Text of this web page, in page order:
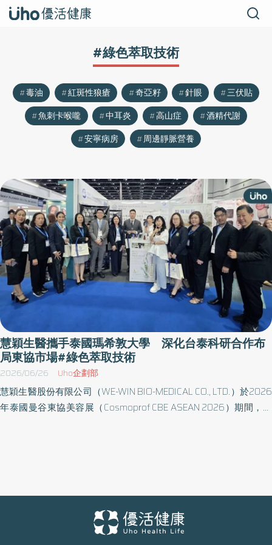
#綠色萃取技術
毒油 紅斑性狼瘡 奇亞籽 針眼
三伏貼
魚刺卡喉嚨
中耳炎 高山症
酒精代謝
安寧病房
周邊靜脈營養
慧穎生醫攜手泰國瑪希敦大學 深化台泰科研合作布
局東協市場#綠色萃取技術
2026/06/26 Uho企劃部
慧穎生醫股份有限公司（WE-WIN BIO-MEDICAL CO., LTD.）於2026
年泰國曼谷東協美容展（Cosmoprof CBE ASEAN 2026）期間，與
已成為東南亞重要的美容產品研發與製造中心。根據市場研究資
料，泰國化妝品市場規模預估將由2024年約56億美元成長至2032